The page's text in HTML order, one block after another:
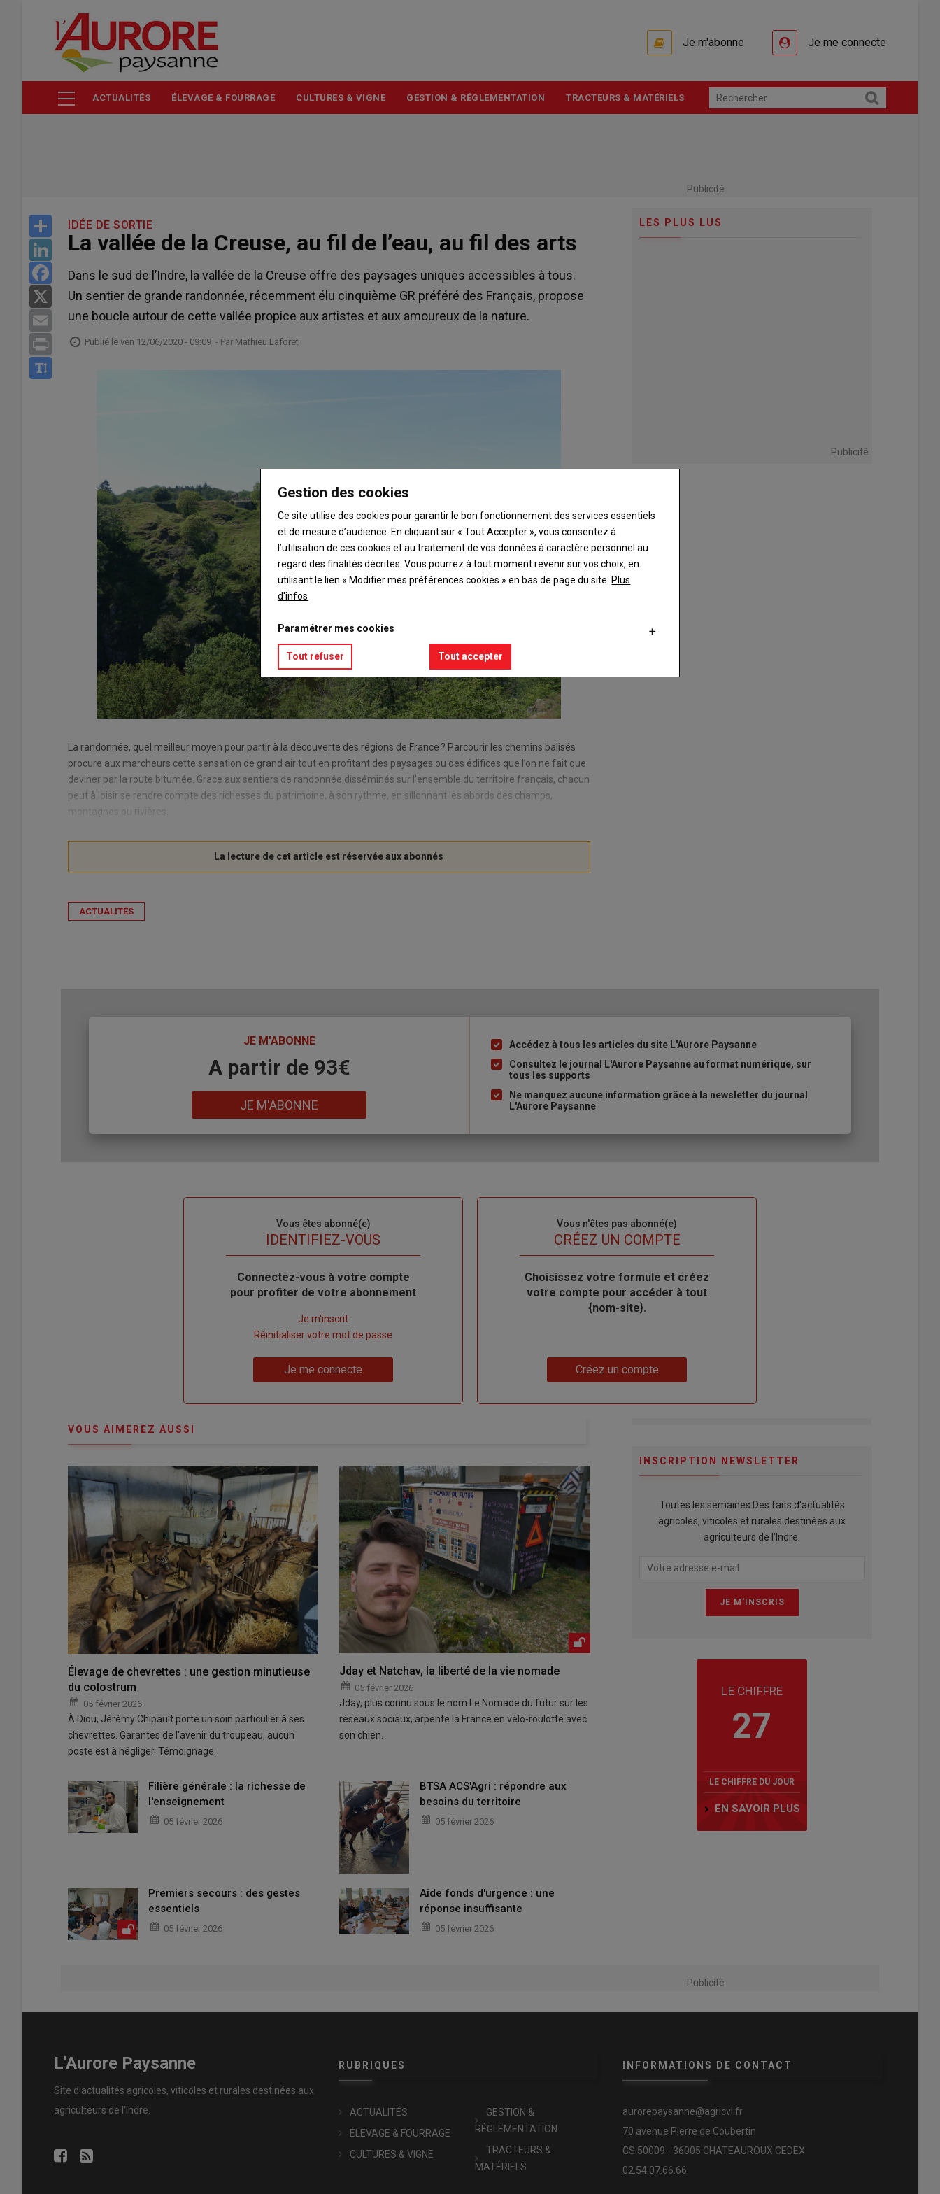
contenu
Je m'abonne Je me connecte
ACTUALITÉS ÉLEVAGE & FOURRAGE CULTURES & VIGNE GESTION & RÉGLEMENTATION TRACTEURS & MATÉRIELS
Publicité
Share
LinkedIn
Facebook
Email
Print
IDÉE DE SORTIE
La vallée de la Creuse, au fil de l’eau, au fil des arts
Dans le sud de l’Indre, la vallée de la Creuse offre des paysages uniques accessibles à tous.
Un sentier de grande randonnée, récemment élu cinquième GR préféré des Français, propose
une boucle autour de cette vallée propice aux artistes et aux amoureux de la nature.
Publié le ven 12/06/2020 - 09:09 - Par Mathieu Laforet
La randonnée, quel meilleur moyen pour partir à la découverte des régions de France ? Parcourir les chemins balisés
procure aux marcheurs cette sensation de grand air tout en profitant des paysages ou des édifices que l’on ne fait que
deviner par la route bitumée. Grace aux sentiers de randonnée disséminés sur l’ensemble du territoire français, chacun
peut à loisir se rendre compte des richesses du patrimoine, à son rythme, en sillonnant les abords des champs,
ACTUALITÉS
LES PLUS LUS
Publicité
JE M'ABONNE
A partir de 93€
JE M'ABONNE
Liste
à
puce
Accédez à tous les articles du site L'Aurore Paysanne
Consultez le journal L'Aurore Paysanne au format numérique, sur
tous les supports
Ne manquez aucune information grâce à la newsletter du journal
L'Aurore Paysanne
Vous êtes abonné(e)
IDENTIFIEZ-VOUS
Body
Connectez-vous à votre compte
pour profiter de votre abonnement
compte"
Je m'inscrit
Réinitialiser votre mot de passe
Je me connecte
Vous n'êtes pas abonné(e)
TITRECRÉEZ UN COMPTE
Body
Choisissez votre formule et créez
votre compte pour accéder à tout
{nom-site}.
Créez un compte
VOUS AIMEREZ AUSSI
Élevage de chevrettes : une gestion minutieuse
du colostrum
05 février 2026
À Diou, Jérémy Chipault porte un soin particulier à ses
chevrettes. Garantes de l'avenir du troupeau, aucun
poste est à négliger. Témoignage.
Jday et Natchav, la liberté de la vie nomade
05 février 2026
Jday, plus connu sous le nom Le Nomade du futur sur les
réseaux sociaux, arpente la France en vélo-roulotte avec
son chien.
Filière générale : la richesse de
l'enseignement
05 février 2026
BTSA ACS'Agri : répondre aux
besoins du territoire
05 février 2026
Premiers secours : des gestes
essentiels
05 février 2026
Aide fonds d'urgence : une
réponse insuffisante
05 février 2026
INSCRIPTION NEWSLETTER
Toutes les semaines Des faits d'actualités
agricoles, viticoles et rurales destinées aux
agriculteurs de l'Indre.
LE CHIFFRE
27
LE CHIFFRE DU JOUR
EN SAVOIR PLUS
Publicité
L'Aurore Paysanne
Site d'actualités agricoles, viticoles et rurales destinées aux
agriculteurs de l'Indre.
RUBRIQUES
ACTUALITÉS
ÉLEVAGE & FOURRAGE
CULTURES & VIGNE
GESTION &
RÉGLEMENTATION
TRACTEURS &
MATÉRIELS
INFORMATIONS DE CONTACT
aurorepaysanne@agricvl.fr
70 avenue Pierre de Coubertin
CS 50009 - 36005 CHATEAUROUX CEDEX
02.54.07.66.66
Gestion des cookies
Ce site utilise des cookies pour garantir le bon fonctionnement des services essentiels
et de mesure d’audience. En cliquant sur « Tout Accepter », vous consentez à
l’utilisation de ces cookies et au traitement de vos données à caractère personnel au
regard des finalités décrites. Vous pourrez à tout moment revenir sur vos choix, en
utilisant le lien « Modifier mes préférences cookies » en bas de page du site. Plus
d'infos
Paramétrer mes cookies
Tout refuser Tout accepter